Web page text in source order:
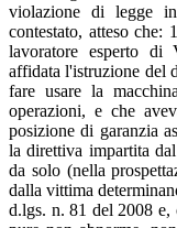
violazione di legge
contestato, atteso
lavoratore esperto di
affidata l'istruzione del
fare usare la
operazioni, e che
posizione di garanzia
la direttiva impartita
da solo (nella
dalla vittima
d.lgs. n. 81 del 2008 e,